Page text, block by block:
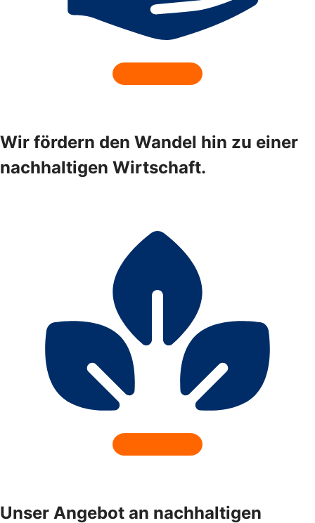
Wir fördern den Wandel hin zu einer
nachhaltigen Wirtschaft.
Unser Angebot an nachhaltigen